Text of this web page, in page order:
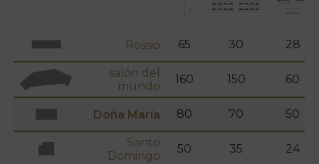
Rossio 65 30 28
salón del
mundo
160 150 60
Doña María 80 70 50
Santo
Domingo
50 35 24